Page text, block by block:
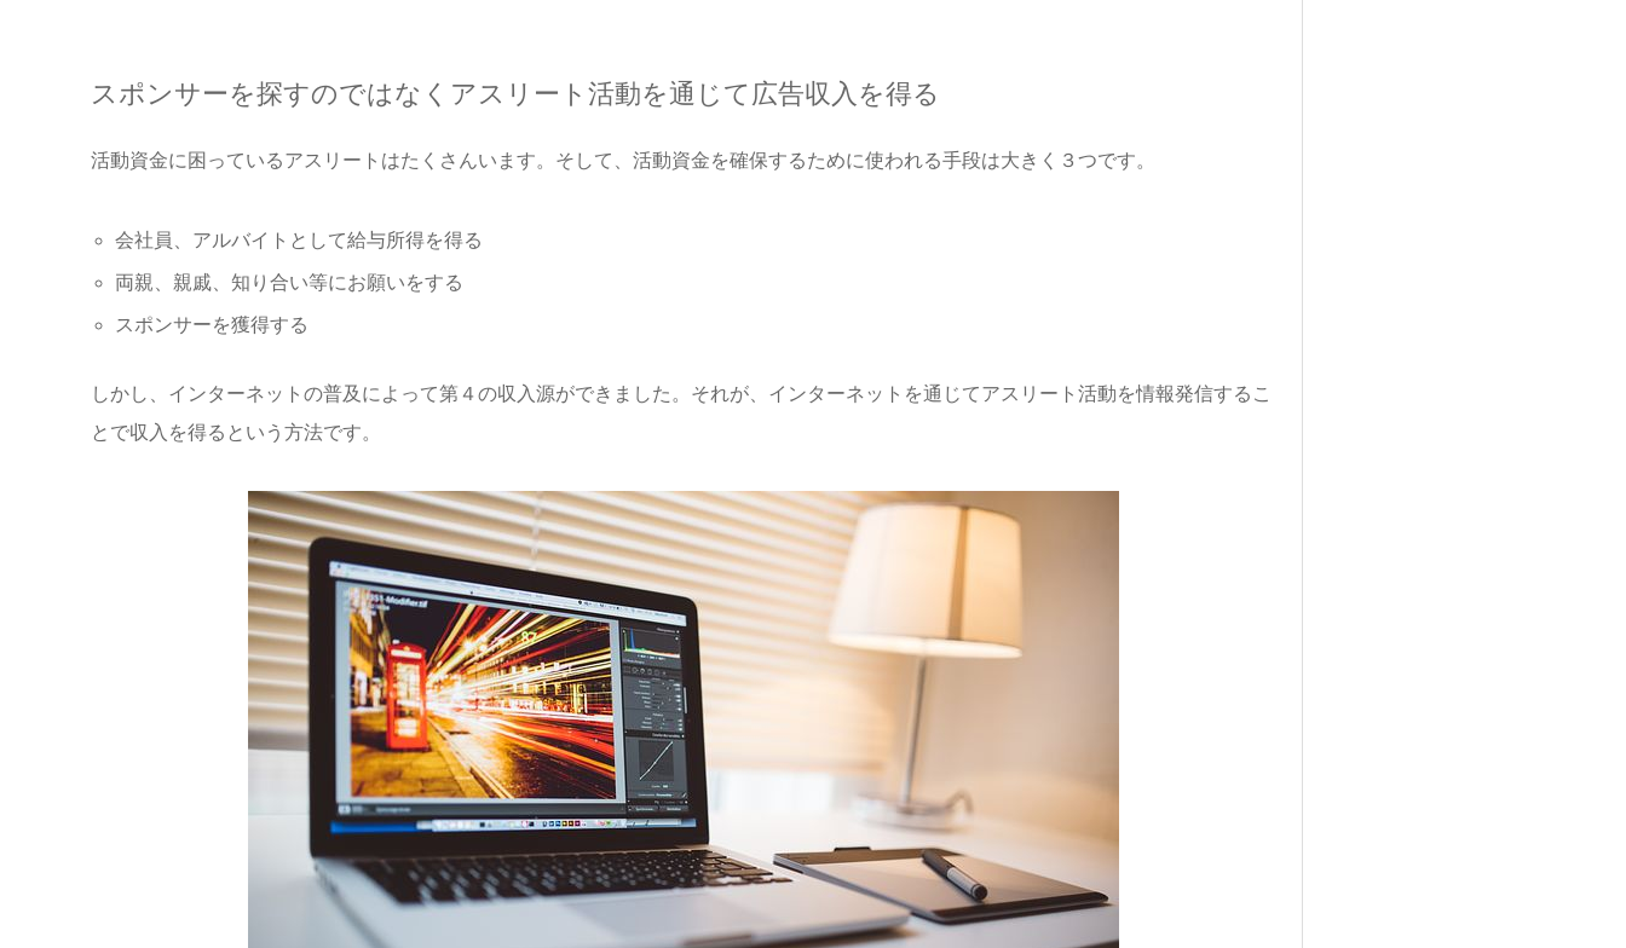
スポンサーを探すのではなくアスリート活動を通じて広告収入を得る
活動資金に困っているアスリートはたくさんいます。そして、活動資金を確保するために使われる手段は大きく３つです。
会社員、アルバイトとして給与所得を得る
両親、親戚、知り合い等にお願いをする
スポンサーを獲得する
しかし、インターネットの普及によって第４の収入源ができました。それが、インターネットを通じてアスリート活動を情報発信するこ
とで収入を得るという方法です。